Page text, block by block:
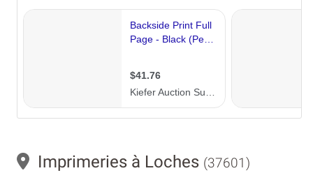
Imprimeries à Loches (37601)